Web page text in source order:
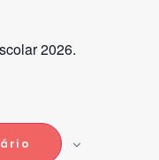
2026.